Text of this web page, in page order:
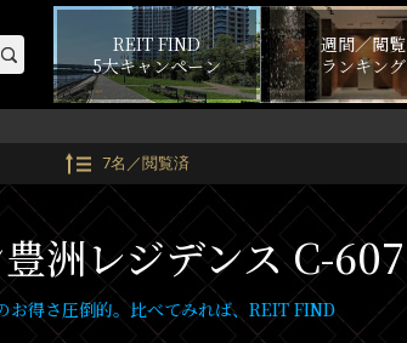
REIT FIND
5大キャンペーン
週間／閲覧
ランキング
7名／閲覧済
洲レジデンス C-607
お得さ圧倒的。比べてみれば、REIT FIND